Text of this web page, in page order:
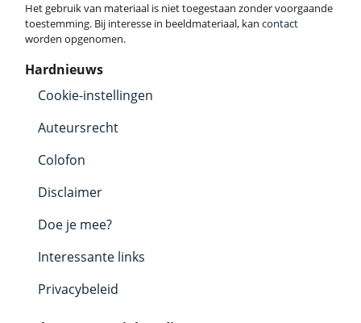
Het gebruik van materiaal is niet toegestaan zonder voorgaande
toestemming. Bij interesse in beeldmateriaal, kan contact
worden opgenomen.
Hardnieuws
Cookie-instellingen
Auteursrecht
Colofon
Disclaimer
Doe je mee?
Interessante links
Privacybeleid